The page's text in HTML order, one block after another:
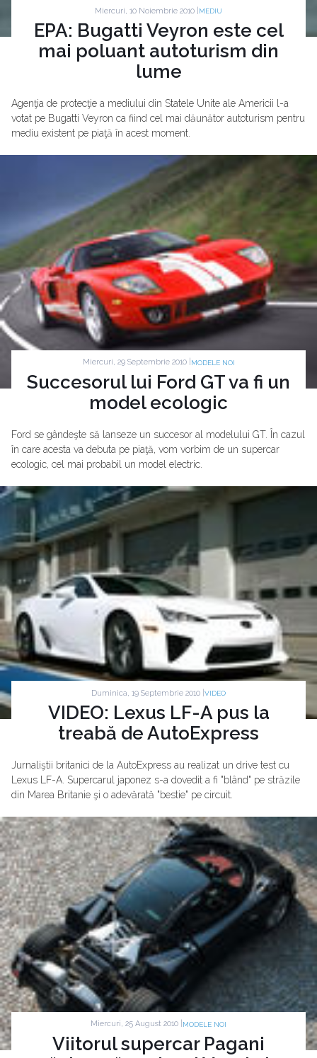
Miercuri, 10 Noiembrie 2010 | MEDIU
EPA: Bugatti Veyron este cel
mai poluant autoturism din
lume
Agenţia de protecţie a mediului din Statele Unite ale Americii l-a
votat pe Bugatti Veyron ca fiind cel mai dăunător autoturism pentru
mediu existent pe piaţă în acest moment.
Miercuri, 29 Septembrie 2010 | MODELE NOI
Succesorul lui Ford GT va fi un
model ecologic
Ford se gândeşte să lanseze un succesor al modelului GT. În cazul
în care acesta va debuta pe piaţă, vom vorbim de un supercar
ecologic, cel mai probabil un model electric.
Duminica, 19 Septembrie 2010 | VIDEO
VIDEO: Lexus LF-A pus la
treabă de AutoExpress
Jurnaliştii britanici de la AutoExpress au realizat un drive test cu
Lexus LF-A. Supercarul japonez s-a dovedit a fi "blând" pe străzile
din Marea Britanie şi o adevărată "bestie" pe circuit.
Miercuri, 25 August 2010 | MODELE NOI
Viitorul supercar Pagani